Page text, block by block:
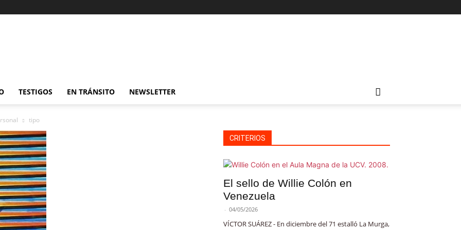
TESTIGOS EN TRÁNSITO NEWSLETTER
tipo
CRITERIOS
El sello de Willie Colón en
Venezuela
- 04/05/2026
VÍCTOR SUÁREZ - En diciembre del 71 estalló La Murga,